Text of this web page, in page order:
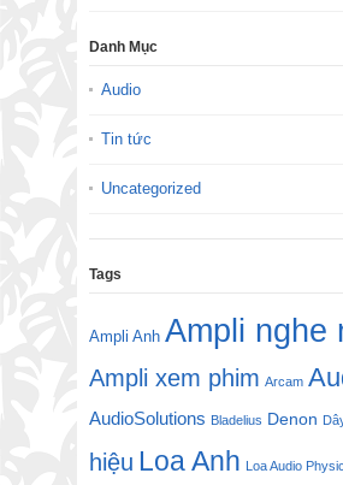
Danh Mục
Audio
Tin tức
Uncategorized
Tags
Ampli Anh Ampli nghe
Ampli xem phim Arcam
AudioSolutions Bladelius Denon
hiệu Loa Anh Loa Audio Physic